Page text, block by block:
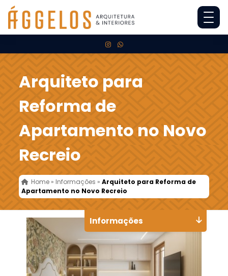
Arquiteto para
Reforma de
Apartamento no Novo
Recreio
Home » Informações »Arquiteto para Reforma de
Apartamento no Novo Recreio
Informações